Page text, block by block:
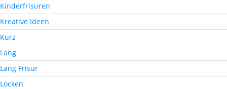
Kinderfrisuren
Kreative Ideen
Kurz
Lang
Lang Frisur
Locken